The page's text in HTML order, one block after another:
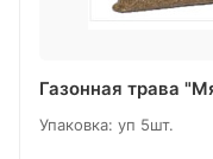
Газонная трава
Упаковка: уп 5шт.